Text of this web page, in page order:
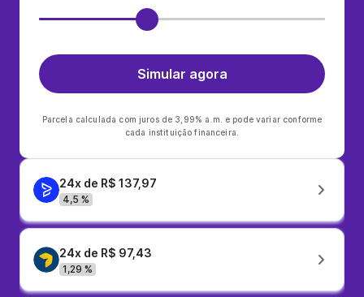
Simular agora
Parcela calculada com juros de 3,99% a.m. e pode variar conforme
cada instituição financeira.
24x de R$ 137,97
4,5 %
24x de R$ 97,43
1,29 %